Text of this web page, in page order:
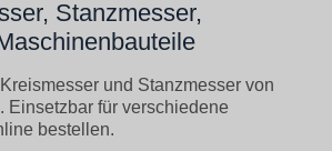
Stanzmesser,
und Stanzmesser von
Einsetzbar für verschiedene
bestellen.